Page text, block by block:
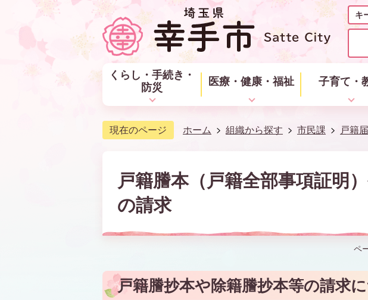
キ
キ
ワ
ド
で
検
くらし・手続き・
防災
医療・健康・福祉 子育て・
現在のページ ホーム 組織から探す 市民課 戸籍
戸籍謄本（戸籍全部事項証明
の請求
ペ
戸籍謄抄本や除籍謄抄本等の請求